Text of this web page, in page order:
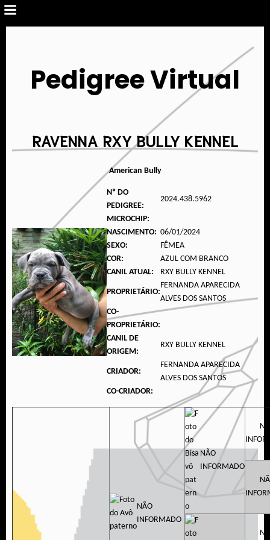
Pedigree Virtual
RAVENNA RXY BULLY KENNEL
American Bully
Nº DO
PEDIGREE:
2024.438.5962
MICROCHIP:
NASCIMENTO: 06/01/2024
SEXO:
FÊMEA
COR:
AZUL COM BRANCO
CANIL ATUAL:
RXY BULLY KENNEL
PROPRIETÁRIO:
FERNANDA APARECIDA
ALVES DOS SANTOS
CO-
PROPRIETÁRIO:
CANIL DE
ORIGEM:
RXY BULLY KENNEL
CRIADOR:
FERNANDA APARECIDA
ALVES DOS SANTOS
CO-CRIADOR:
NÃO
INFORMADO
NÃO
INFORMADO